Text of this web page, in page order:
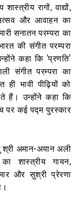
रागों, वाद्यों,
और आवाहन का
सनातन परम्परा का
की संगीत परम्परा
कहा कि ‘प्रणति’
संगीत परम्परा का
भावी पीढ़ियों को
हैं। उन्होंने कहा कि
पर कई पद्म पुरस्कार
अमान-अयान अली
शास्त्रीय गायन,
और सुश्री प्रेरणा